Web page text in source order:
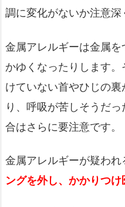
調に変化がないか注意深
金属アレルギーは金属
かゆくなったりします
けていない首やひじの
り、呼吸が苦しそうだ
合はさらに要注意です。
金属アレルギーが疑われ
ングを外し、かかりつけ